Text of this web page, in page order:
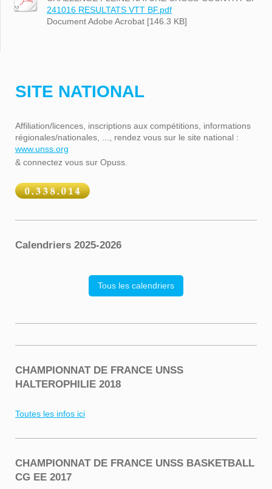
241016 RESULTATS VTT BF.pdf
Document Adobe Acrobat [146.3 KB]
SITE NATIONAL
Affiliation/licences, inscriptions aux compétitions, informations
régionales/nationales, ..., rendez vous sur le site national :
www.unss.org
& connectez vous sur Opuss.
Calendriers 2025-2026
Tous les calendriers
CHAMPIONNAT DE FRANCE UNSS
HALTEROPHILIE 2018
Toutes les infos ici
CHAMPIONNAT DE FRANCE UNSS BASKETBALL
CG EE 2017